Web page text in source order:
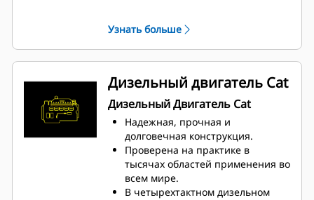
шаг.
Соответствуют требованиям ISO
8528-5 к стационарному режиму
и переходным характеристикам.
Узнать больше
Дизельный двигатель Cat
Дизельный Двигатель Cat
Надежная, прочная и
долговечная конструкция.
Проверена на практике в
тысячах областей применения во
всем мире.
В четырехтактном дизельном